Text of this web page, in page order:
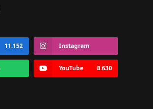
11.152 Instagram
YouTube 8.630